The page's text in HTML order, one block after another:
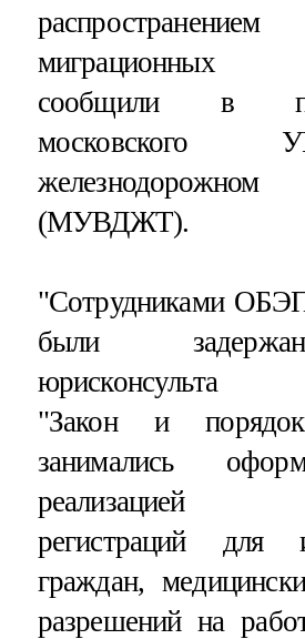
распространением
миграционных
сообщили в
железнодорожном
(МУВДЖТ).
"Сотрудниками
были
юрисконсульта
"Закон и
занимались
реализацией
регистраций для
граждан,
разрешений на